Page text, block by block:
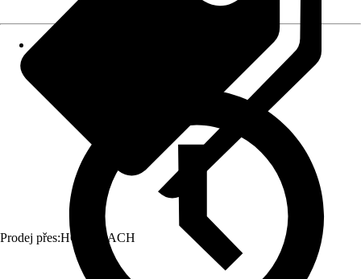
Prodej přes:HORNBACH